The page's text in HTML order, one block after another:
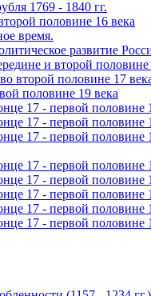
1769 - 1840 гг.
половине 16 века
время.
развитие
и второй половине
второй половине 17
половине 19 века
17 - первой половине
17 - первой половине
17 - первой половине
17 - первой половине
17 - первой половине
17 - первой половине
17 - первой половине
17 - первой половине